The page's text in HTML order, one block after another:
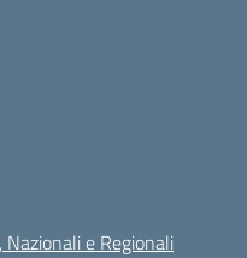
e Regionali